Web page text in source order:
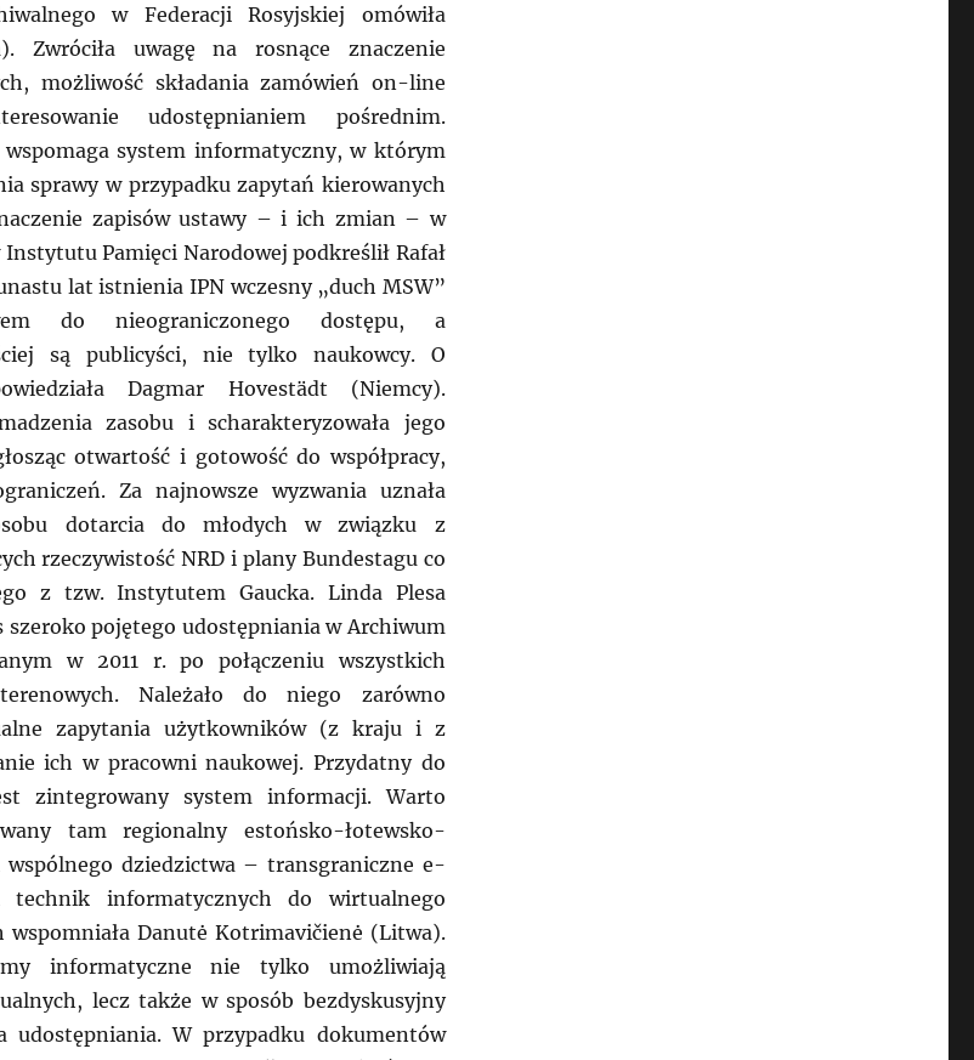
w Federacji Rosyjskiej omówiła
Zwróciła uwagę na rosnące znaczenie
możliwość składania zamówień on-line
udostępnianiem pośrednim.
system informatyczny, w którym
sprawy w przypadku zapytań kierowanych
zapisów ustawy – i ich zmian – w
Pamięci Narodowej podkreślił Rafał
lat istnienia IPN wczesny „duch MSW”
do nieograniczonego dostępu, a
są publicyści, nie tylko naukowcy. O
Dagmar Hovestädt (Niemcy).
zasobu i scharakteryzowała jego
otwartość i gotowość do współpracy,
Za najnowsze wyzwania uznała
dotarcia do młodych w związku z
rzeczywistość NRD i plany Bundestagu co
z tzw. Instytutem Gaucka. Linda Plesa
szeroko pojętego udostępniania w Archiwum
w 2011 r. po połączeniu wszystkich
Należało do niego zarówno
zapytania użytkowników (z kraju i z
ich w pracowni naukowej. Przydatny do
zintegrowany system informacji. Warto
tam regionalny estońsko-łotewsko-
dziedzictwa – transgraniczne e-
technik informatycznych do wirtualnego
wspomniała Danutė Kotrimavičienė (Litwa).
informatyczne nie tylko umożliwiają
lecz także w sposób bezdyskusyjny
udostępniania. W przypadku dokumentów